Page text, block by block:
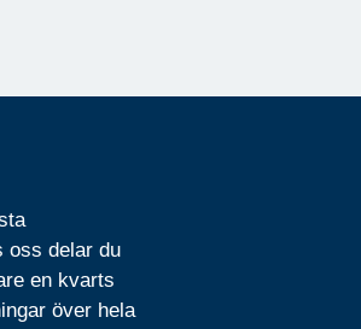
oss delar du
en kvarts
över hela